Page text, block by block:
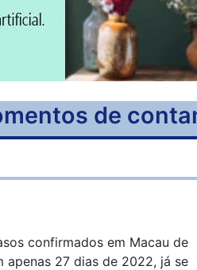
de
confirmados em Macau de
apenas 27 dias de 2022, já se